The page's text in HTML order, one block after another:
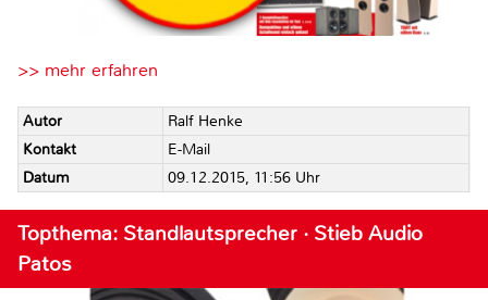
>> mehr erfahren
Autor
Ralf Henke
Kontakt
E-Mail
Datum
09.12.2015, 11:56 Uhr
Topthema: Standlautsprecher · Stieb Audio
Patos